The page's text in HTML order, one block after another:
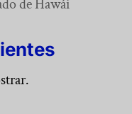
de Hawái